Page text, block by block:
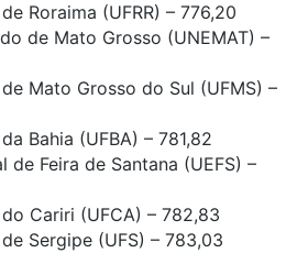
Roraima (UFRR) – 776,20
de Mato Grosso (UNEMAT) –
Mato Grosso do Sul (UFMS) –
Bahia (UFBA) – 781,82
de Feira de Santana (UEFS) –
Cariri (UFCA) – 782,83
Sergipe (UFS) – 783,03